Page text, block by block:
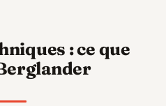
: ce que